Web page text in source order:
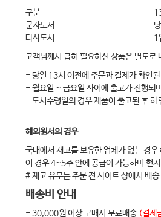
Ⅴ. 연하 기능 평가를 위한 임상
Ⅵ. 맺음말…
chapter 06 비디오투시연하검사
Ⅰ. 비디오투시연하검사 목적 및 시
Ⅱ. 비디오투시연하검사의 해석
Ⅰ. 연하 단계별 주요 이상 소견
Ⅱ. 맺음말
chapter 08 내시경연하검사
Ⅰ. 내시경연하검사
Ⅱ. 맺음말
구분
군자도서
타사도서
1
고객님께서 급히 필요하신 상품은 별도로
- 당일 13시 이전에 주문과 결제가 확인
- 월요일 ~ 금요일 사이에 출고가 진행되
- 도서수령일의 경우 제품이 출고된 후
해외원서의 경우
국내에서 재고를 보유한 업체가 없는 경
이 경우 4~5주 안에 공급이 가능하며 현
# 재고 유무는 주문 전 사이트 상에서 배
배송비 안내
- 30,000원 이상 구매시 무료배송 (결제